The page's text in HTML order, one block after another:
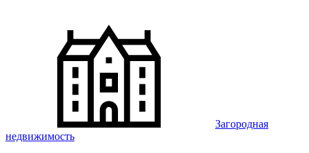
Загородная
недвижимость